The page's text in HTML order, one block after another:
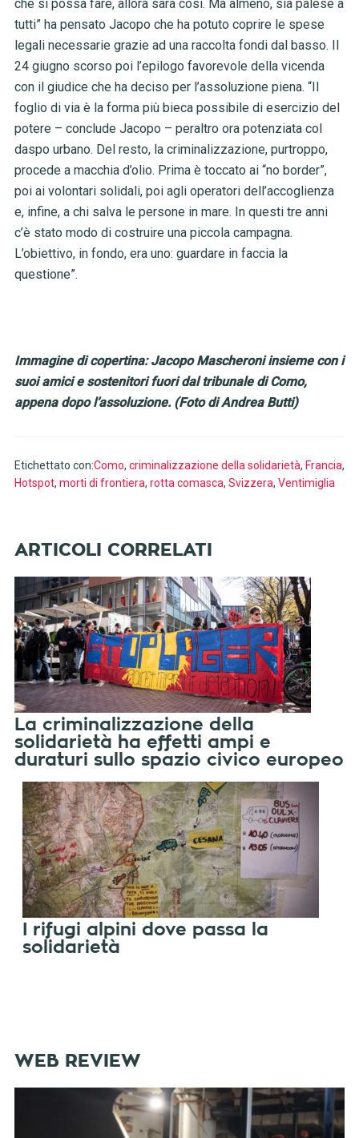
che si possa fare, allora sarà così. Ma almeno, sia palese a
tutti” ha pensato Jacopo che ha potuto coprire le spese
legali necessarie grazie ad una raccolta fondi dal basso. Il
24 giugno scorso poi l’epilogo favorevole della vicenda
con il giudice che ha deciso per l’assoluzione piena. “Il
foglio di via è la forma più bieca possibile di esercizio del
potere – conclude Jacopo – peraltro ora potenziata col
daspo urbano. Del resto, la criminalizzazione, purtroppo,
procede a macchia d’olio. Prima è toccato ai “no border”,
poi ai volontari solidali, poi agli operatori dell’accoglienza
e, infine, a chi salva le persone in mare. In questi tre anni
c’è stato modo di costruire una piccola campagna.
L’obiettivo, in fondo, era uno: guardare in faccia la
questione”.
Immagine di copertina: Jacopo Mascheroni insieme con i
suoi amici e sostenitori fuori dal tribunale di Como,
appena dopo l’assoluzione. (Foto di Andrea Butti)
Etichettato con:Como, criminalizzazione della solidarietà, Francia,
Hotspot, morti di frontiera, rotta comasca, Svizzera, Ventimiglia
La criminalizzazione della
solidarietà ha effetti ampi e
duraturi sullo spazio civico europeo
I rifugi alpini dove passa la
solidarietà
WEB REVIEW